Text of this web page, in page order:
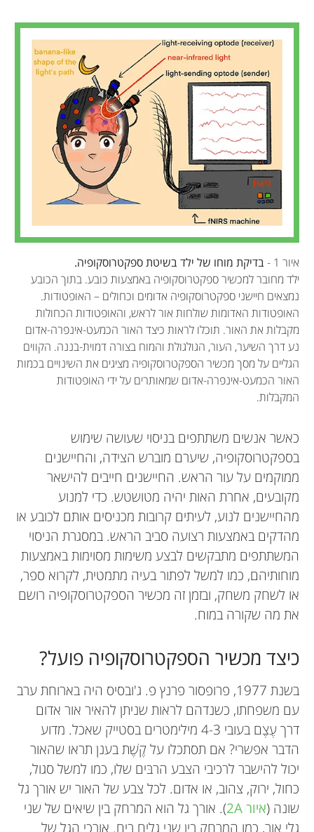
איור 1 -
בדיקת מוחו של ילד בשיטת ספקטרוסקופיה.
ילד מחובר למכשיר ספקטרוסקופיה באמצעות כובע. בתוך הכובע
נמצאים חיישני ספקטרוסקופיה אדומים וכחולים – האופטודות.
האופטודות האדומות שולחות אור לראש, והאופטודות הכחולות
מקבלות את האור. תוכלו לראות כיצד האור הכמעט-אינפרה-אדום
נע דרך השיער, העור, הגולגולת והמוח בצורה דמוית-בננה. הקווים
הגליים על מסך מכשיר הספקטרוסקופיה מציגים את השינויים בכמות
האור הכמעט-אינפרה-אדום שמאותרים על ידי האופטודות
המקבלות.
כאשר אנשים משתתפים בניסוי שעושה שימוש
בספקטרוסקופיה, שיערם מוברש הצידה, והחיישנים
ממוקמים על עור הראש. החיישנים חייבים להישאר
מקובעים, אחרת האות יהיה מטושטש. כדי למנוע
מהחיישנים לנוע, לעיתים קרובות מכניסים אותם לכובע או
מהדקים באמצעות רצועה סביב הראש. במסגרת הניסוי
המשתתפים מתבקשים לבצע משימות מסוימות באמצעות
מוחותיהם, כמו למשל לפתור בעיה מתמטית, לקרוא ספר,
או לשחק משחק, ובזמן זה מכשיר הספקטרוסקופיה רושם
את מה שקורה במוח.
כיצד מכשיר הספקטרוסקופיה פועל?
בשנת 1977, פרופסור פרנץ פ. ג'ובסיס היה בארוחת ערב
עם משפחתו, כשנדהם לראות שניתן להאיר אור אדום
דרך עֶצֶם בעובי 4-3 מילימטרים בסטייק שאכל. מדוע
הדבר אפשרי? אם תסתכלו על קֶשֶׁת בענן תראו שהאור
יכול להישבר לרכיבי הצבע הרבּים שלו, כמו למשל סגול,
כחול, ירוק, צהוב, או אדום. לכל צבע של האור יש אורך גל
שונה (איור 2A
). אורך גל הוא המרחק בין שיאים של שני
גלי אור, כמו המרחק בין שני גלים בים. אורכי הגל של